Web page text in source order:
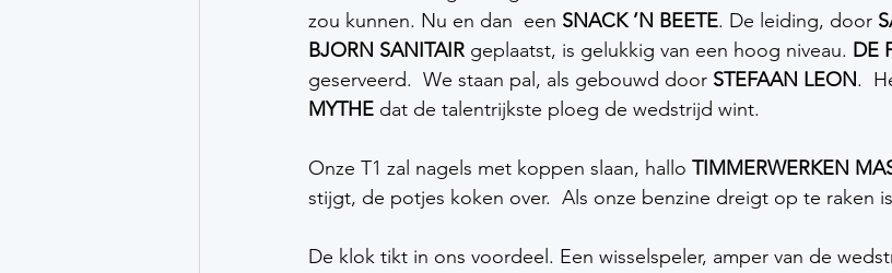
zou kunnen. Nu en dan  een SNACK ’N BEETE. De leiding, door
BJORN SANITAIR geplaatst, is gelukkig van een hoog niveau. DE
geserveerd.  We staan pal, als gebouwd door STEFAAN LEON.
MYTHE dat de talentrijkste ploeg de wedstrijd wint.
Onze T1 zal nagels met koppen slaan, hallo TIMMERWERKEN
stijgt, de potjes koken over.  Als onze benzine dreigt op te raken
De klok tikt in ons voordeel. Een wisselspeler, amper van de